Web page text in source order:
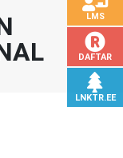
LMS
DAFTAR
LNKTR.EE